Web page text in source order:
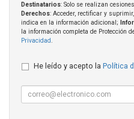
Destinatarios: Solo se realizan
Derechos: Acceder, rectificar y
indica en la información adicional;
la información completa de Protección
Privacidad
He leído y acepto la Política